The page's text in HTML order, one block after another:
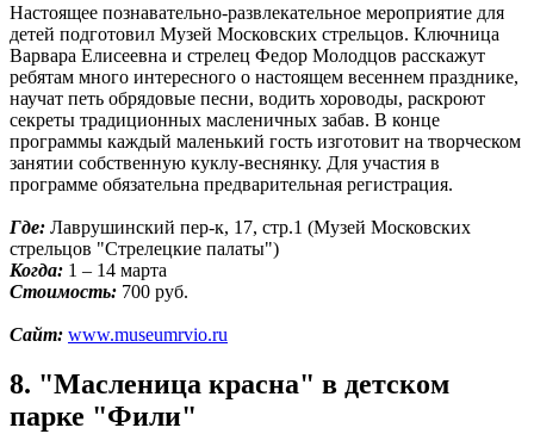
Настоящее познавательно-развлекательное мероприятие для
детей подготовил Музей Московских стрельцов. Ключница
Варвара Елисеевна и стрелец Федор Молодцов расскажут
ребятам много интересного о настоящем весеннем празднике,
научат петь обрядовые песни, водить хороводы, раскроют
секреты традиционных масленичных забав. В конце
программы каждый маленький гость изготовит на творческом
занятии собственную куклу-веснянку. Для участия в
программе обязательна предварительная регистрация.
Где: Лаврушинский пер-к, 17, стр.1 (Музей Московских
стрельцов "Стрелецкие палаты")
Когда: 1 – 14 марта
Стоимость: 700 руб.
Сайт: www.museumrvio.ru
8. "Масленица красна" в детском
парке "Фили"